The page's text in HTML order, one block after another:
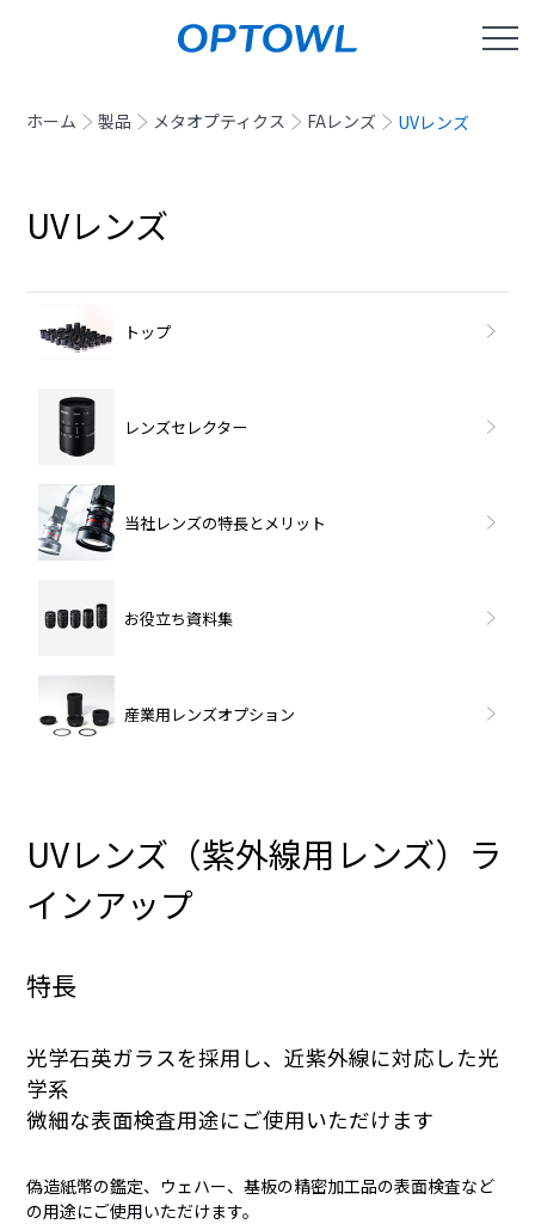
ホーム 製品 メタオプティクス FAレンズ UVレンズ
UVレンズ
トップ
レンズセレクター
当社レンズの特長とメリット
お役立ち資料集
産業用レンズオプション
UVレンズ（紫外線用レンズ）ラ
インアップ
特長
光学石英ガラスを採用し、近紫外線に対応した光
学系
微細な表面検査用途にご使用いただけます
偽造紙幣の鑑定、ウェハー、基板の精密加工品の表面検査など
の用途にご使用いただけます。